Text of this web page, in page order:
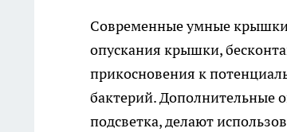
Современные умные
опускания крышки,
прикосновения к
бактерий. Дополнительные
подсветка, делают